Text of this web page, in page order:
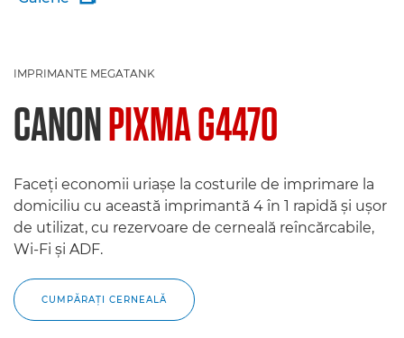
IMPRIMANTE MEGATANK
CANONPIXMA G4470
Faceţi economii uriaşe la costurile de imprimare la
domiciliu cu această imprimantă 4 în 1 rapidă şi uşor
de utilizat, cu rezervoare de cerneală reîncărcabile,
Wi-Fi şi ADF.
CUMPĂRAŢI CERNEALĂ